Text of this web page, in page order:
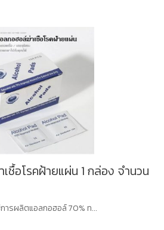
ชื้อโรคฝ้ายแผ่น 1 กล่อง จำนวน
รผลิตแอลกอฮอล์ 70% ท...